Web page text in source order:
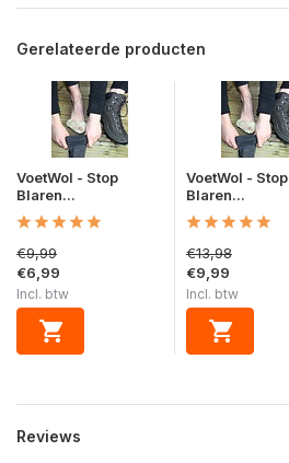
Gerelateerde producten
VoetWol - Stop
Blaren...
€9,99
€6,99
Incl. btw
VoetWol - Stop
Blaren...
€13,98
€9,99
Incl. btw
Reviews